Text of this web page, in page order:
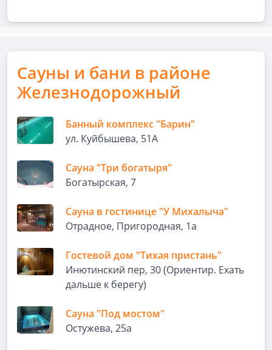
Сауны и бани в районе
Железнодорожный
Банный комплекс "Барин"
ул. Куйбышева, 51А
Сауна "Три богатыря"
Богатырская, 7
Сауна в гостинице "У Михалыча"
Отрадное, Пригородная, 1а
Гостевой дом "Тихая пристань"
Инютинский пер, 30 (Ориентир. Ехать
дальше к берегу)
Сауна "Под мостом"
Остужева, 25а